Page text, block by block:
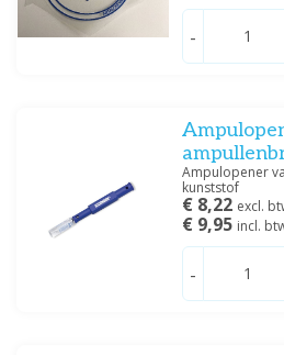
-
Ampulopener
kunststof
€ 8,22 excl.
€ 9,95 incl.
-